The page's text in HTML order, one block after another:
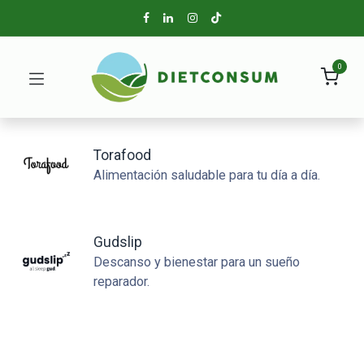
0
Torafood
Alimentación saludable para tu día a día.
Gudslip
Descanso y bienestar para un sueño
reparador.